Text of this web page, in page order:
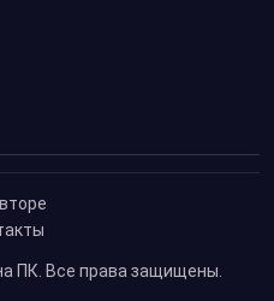
ПК. Все права защищены.